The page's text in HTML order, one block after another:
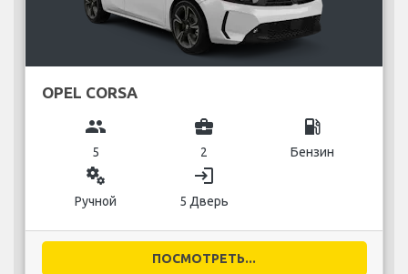
OPEL CORSA
group
5
business_center
2
local_gas_station
Бензин
miscellaneous_services
Ручной
login
5 Дверь
ПОСМОТРЕТЬ...